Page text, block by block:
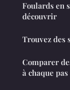
Foulards en
découvrir
Trouvez des
Comparer
à chaque pas